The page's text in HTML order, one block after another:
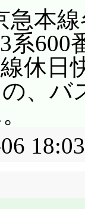
急本
系600
休日
、バ